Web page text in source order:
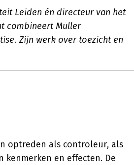
Leiden én directeur van het
combineert Muller
Zijn werk over toezicht en
optreden als controleur, als
kenmerken en effecten. De